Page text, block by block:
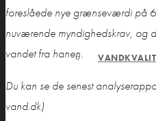
foreslåede nye grænseværdi på
nuværende myndighedskrav, og
vandet fra hanen.
Du kan se de senest
vand.dk)